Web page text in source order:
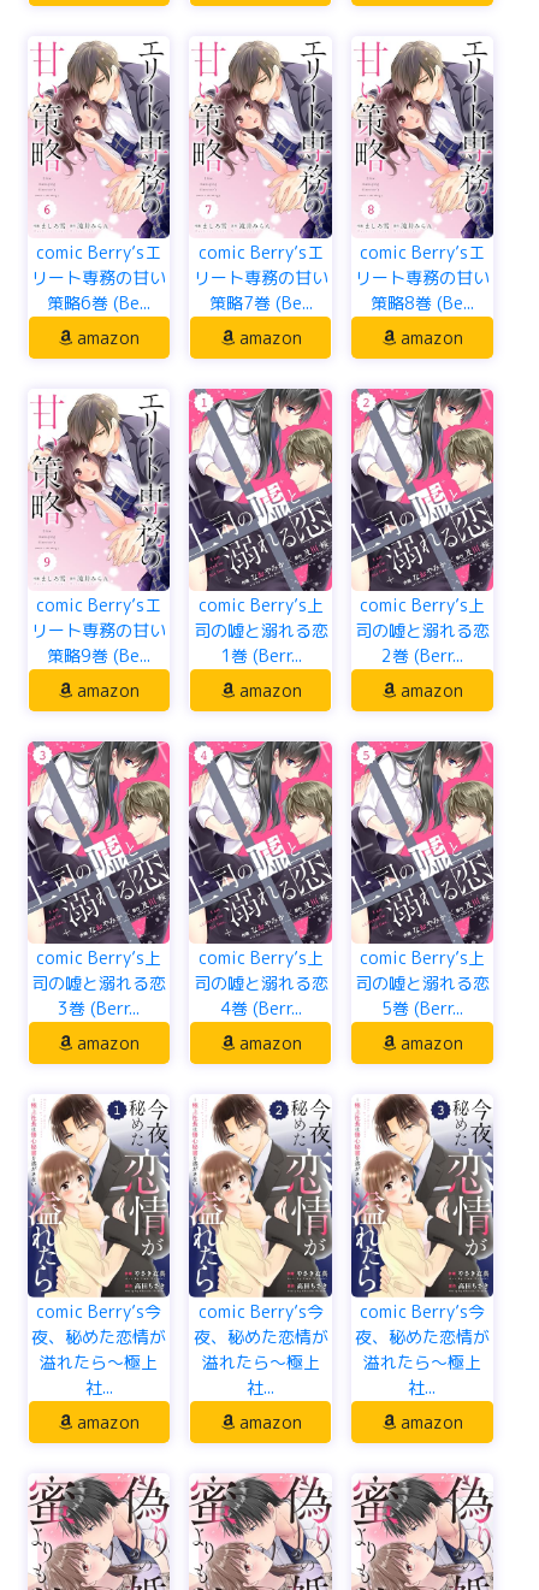
comic Berry’sエ
リート専務の甘い
策略6巻 (Be...
amazon
comic Berry’sエ
リート専務の甘い
策略7巻 (Be...
amazon
comic Berry’sエ
リート専務の甘い
策略8巻 (Be...
amazon
comic Berry’sエ
リート専務の甘い
策略9巻 (Be...
amazon
comic Berry’s上
司の嘘と溺れる恋
1巻 (Berr...
amazon
comic Berry’s上
司の嘘と溺れる恋
2巻 (Berr...
amazon
comic Berry’s上
司の嘘と溺れる恋
3巻 (Berr...
amazon
comic Berry’s上
司の嘘と溺れる恋
4巻 (Berr...
amazon
comic Berry’s上
司の嘘と溺れる恋
5巻 (Berr...
amazon
comic Berry’s今
夜、秘めた恋情が
溢れたら～極上
社...
amazon
comic Berry’s今
夜、秘めた恋情が
溢れたら～極上
社...
amazon
comic Berry’s今
夜、秘めた恋情が
溢れたら～極上
社...
amazon